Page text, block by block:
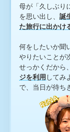
標識・約款旅行条件書
母が「久しぶり
を思い出し、 誕
た旅行に出かけ
何をしたいか聞
やりたいことが
せっかくだから、
ジを利用 してみ
で、当日が待ち
RINA
RINA